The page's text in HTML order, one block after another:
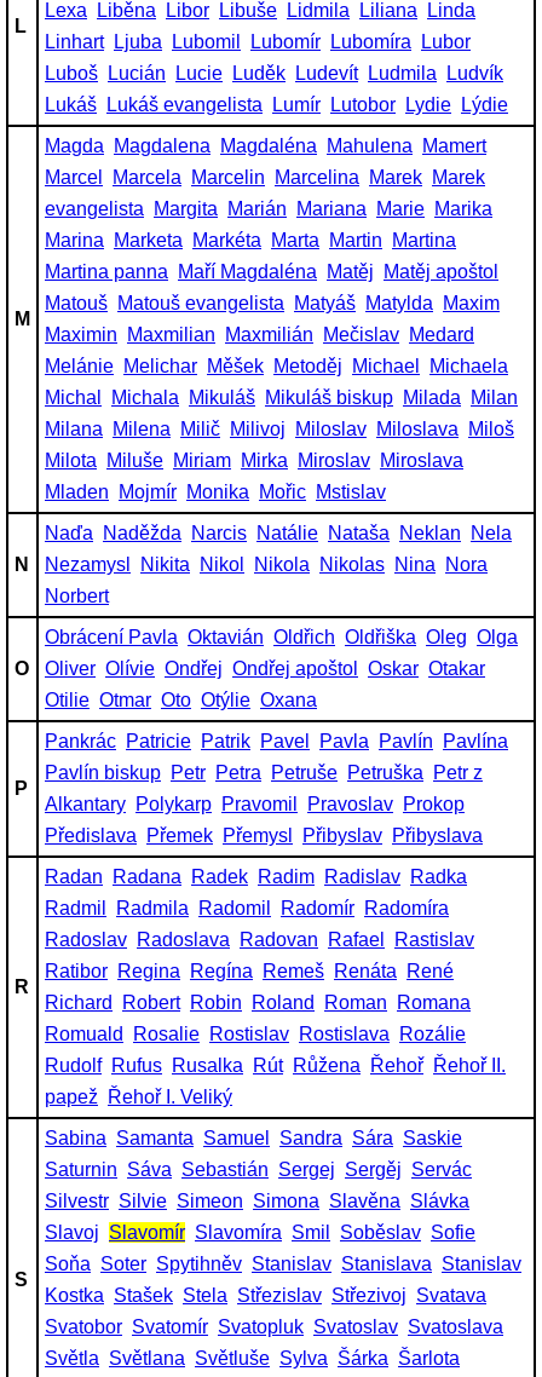
L
Lexa Liběna Libor Libuše Lidmila Liliana
Linda
Linhart
Ljuba Lubomil Lubomír Lubomíra
Lubor
Luboš
Lucián Lucie Luděk Ludevít Ludmila
Ludvík
Lukáš
Lukáš evangelista Lumír Lutobor Lydie Lýdie
M
Magda Magdalena Magdaléna Mahulena
Mamert
Marcel
Marcela Marcelin Marcelina Marek Marek
evangelista
Margita Marián Mariana Marie Marika
Marina
Marketa Markéta Marta Martin
Martina
Martina panna
Maří Magdaléna Matěj
Matěj apoštol
Matouš Matouš evangelista Matyáš Matylda
Maxim
Maximin
Maxmilian Maxmilián Mečislav Medard
Melánie Melichar Měšek Metoděj Michael
Michaela
Michal
Michala Mikuláš Mikuláš biskup Milada
Milan
Milana
Milena Milič Milivoj Miloslav Miloslava
Miloš
Milota
Miluše Miriam Mirka Miroslav Miroslava
Mladen
Mojmír Monika Mořic Mstislav
N
Naďa Naděžda Narcis Natálie Nataša Neklan
Nela
Nezamysl
Nikita Nikol Nikola Nikolas Nina
Nora
Norbert
O
Obrácení Pavla Oktavián Oldřich Oldřiška Oleg Olga
Oliver Olívie Ondřej Ondřej apoštol Oskar Otakar
Otilie Otmar Oto Otýlie Oxana
P
Pankrác Patricie Patrik Pavel Pavla Pavlín
Pavlína
Pavlín biskup Petr Petra Petruše Petruška
Petr z
Alkantary Polykarp Pravomil Pravoslav Prokop
Předislava
Přemek Přemysl Přibyslav Přibyslava
R
Radan Radana Radek Radim Radislav Radka
Radmil
Radmila Radomil Radomír Radomíra
Radoslav Radoslava Radovan Rafael
Rastislav
Ratibor Regina Regína Remeš Renáta
René
Richard
Robert Robin Roland Roman
Romana
Romuald
Rosalie Rostislav Rostislava
Rozálie
Rudolf Rufus Rusalka Rút Růžena Řehoř Řehoř II.
papež
Řehoř I. Veliký
S
Sabina Samanta Samuel Sandra Sára Saskie
Saturnin Sáva Sebastián Sergej Sergěj Servác
Silvestr Silvie Simeon Simona Slavěna Slávka
Slavoj Slavomír Slavomíra Smil Soběslav Sofie
Soňa Soter Spytihněv Stanislav Stanislava Stanislav
Kostka Stašek Stela Střezislav Střezivoj Svatava
Svatobor Svatomír Svatopluk Svatoslav Svatoslava
Světla Světlana Světluše Sylva Šárka Šarlota